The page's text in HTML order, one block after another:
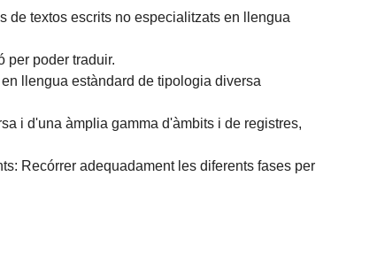
de textos escrits no especialitzats en llengua
per poder traduir.
llengua estàndard de tipologia diversa
i d'una àmplia gamma d'àmbits i de registres,
Recórrer adequadament les diferents fases per